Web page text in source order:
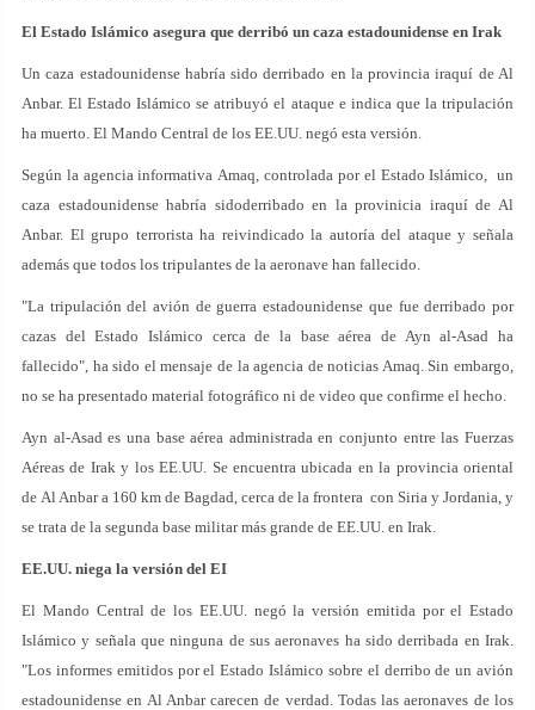
El Estado Islámico asegura que derribó un caza estadounidense en Irak
Un caza estadounidense habría sido derribado en la provincia iraquí de Al
Anbar. El Estado Islámico se atribuyó el ataque e indica que la tripulación
ha muerto. El Mando Central de los EE.UU. negó esta versión.
Según la agencia informativa Amaq, controlada por el Estado Islámico, un
caza estadounidense habría sidoderribado en la provinicia iraquí de Al
Anbar. El grupo terrorista ha reivindicado la autoría del ataque y señala
además que todos los tripulantes de la aeronave han fallecido.
"La tripulación del avión de guerra estadounidense que fue derribado por
cazas del Estado Islámico cerca de la base aérea de Ayn al-Asad ha
fallecido", ha sido el mensaje de la agencia de noticias Amaq. Sin embargo,
no se ha presentado material fotográfico ni de video que confirme el hecho.
Ayn al-Asad es una base aérea administrada en conjunto entre las Fuerzas
Aéreas de Irak y los EE.UU. Se encuentra ubicada en la provincia oriental
de Al Anbar a 160 km de Bagdad, cerca de la frontera con Siria y Jordania, y
se trata de la segunda base militar más grande de EE.UU. en Irak.
EE.UU. niega la versión del EI
El Mando Central de los EE.UU. negó la versión emitida por el Estado
Islámico y señala que ninguna de sus aeronaves ha sido derribada en Irak.
"Los informes emitidos por el Estado Islámico sobre el derribo de un avión
estadounidense en Al Anbar carecen de verdad. Todas las aeronaves de los